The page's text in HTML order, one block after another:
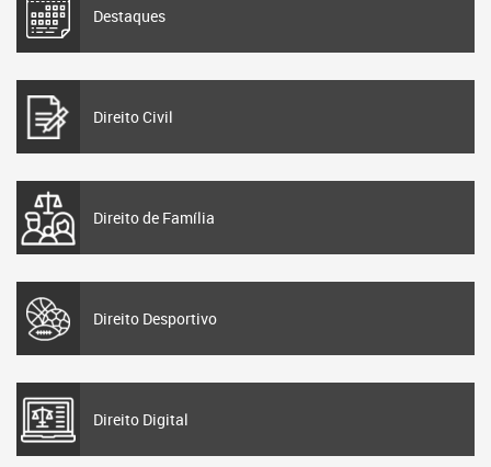
Destaques
Direito Civil
Direito de Família
Direito Desportivo
Direito Digital